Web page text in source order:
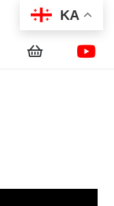
KA